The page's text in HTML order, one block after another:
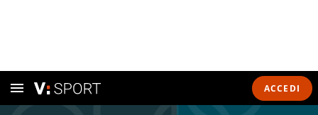
ACCEDI